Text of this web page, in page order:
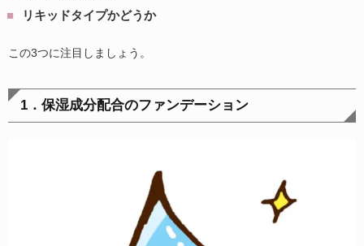
リキッドタイプかどうか
この3つに注目しましょう。
1．保湿成分配合のファンデーション